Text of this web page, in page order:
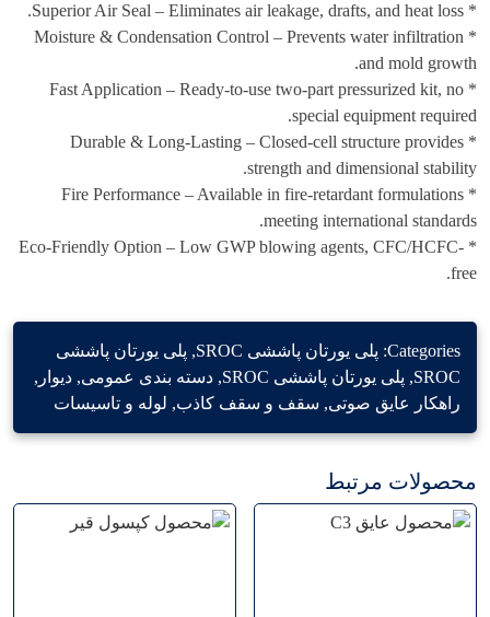
* Superior Air Seal – Eliminates air leakage, drafts, and heat loss.
* Moisture & Condensation Control – Prevents water infiltration
and mold growth.
* Fast Application – Ready-to-use two-part pressurized kit, no
special equipment required.
* Durable & Long-Lasting – Closed-cell structure provides
strength and dimensional stability.
* Fire Performance – Available in fire-retardant formulations
meeting international standards.
* Eco-Friendly Option – Low GWP blowing agents, CFC/HCFC-
free.
Categories: پلی یورتان پاششی SROC , پلی یورتان پاششی
SROC
, پلی یورتان پاششی SROC , دسته بندی عمومی, دیوار ,
راهکار عایق صوتی, سقف و سقف کاذب, لوله و تاسیسات
محصولات مرتبط